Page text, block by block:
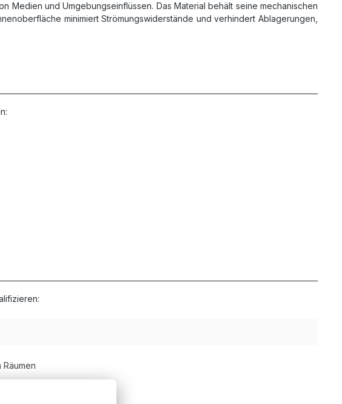
und Umgebungseinflüssen. Das Material behält seine mechanischen
minimiert Strömungswiderstände und verhindert Ablagerungen,